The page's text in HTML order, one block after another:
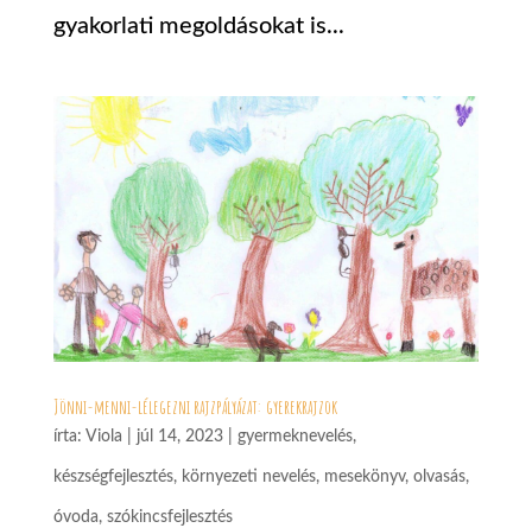
gyakorlati megoldásokat is...
Jönni-menni-lélegezni rajzpályázat: gyerekrajzok
írta: Viola júl 14, 2023| gyermeknevelés,
készségfejlesztés, környezeti nevelés, mesekönyv, olvasás,
óvoda, szókincsfejlesztés